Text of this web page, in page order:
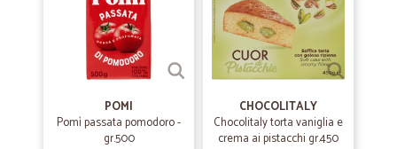
POMI
Pomì passata pomodoro -
gr.500
CHOCOLITALY
Chocolitaly torta vaniglia e
crema ai pistacchi gr.450